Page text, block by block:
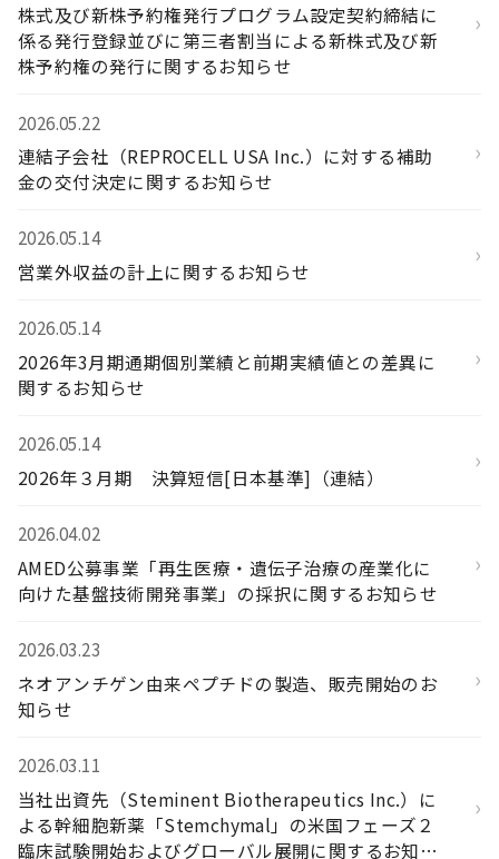
株式及び新株予約権発行プログラム設定契約締結に
係る発行登録並びに第三者割当による新株式及び新
株予約権の発行に関するお知らせ
›
2026.05.22
連結子会社（REPROCELL USA Inc.）に対する補助
金の交付決定に関するお知らせ
›
2026.05.14
営業外収益の計上に関するお知らせ
›
2026.05.14
2026年3月期通期個別業績と前期実績値との差異に
関するお知らせ
›
2026.05.14
2026年３月期 決算短信[日本基準]（連結）
›
2026.04.02
AMED公募事業「再生医療・遺伝子治療の産業化に
向けた基盤技術開発事業」の採択に関するお知らせ
›
2026.03.23
ネオアンチゲン由来ペプチドの製造、販売開始のお
知らせ
›
2026.03.11
当社出資先（Steminent Biotherapeutics Inc.）に
よる幹細胞新薬「Stemchymal」の米国フェーズ２
臨床試験開始およびグローバル展開に関するお知ら
›